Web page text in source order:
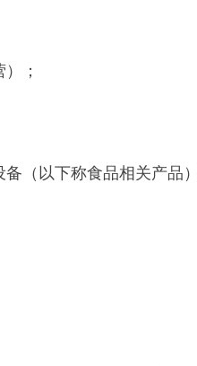
；
（以下称食品相关产品）